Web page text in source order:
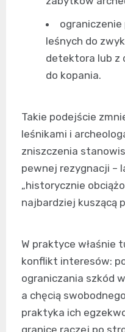
leśnych do
detektora lub z
do kopania.
Takie podejście
leśnikami i
zniszczenia
pewnej rezygnacji –
„historycznie
najbardziej kuszącą
W praktyce właśnie
konflikt interesów:
ograniczania szkód
a chęcią
praktyka ich
granicę raczej po